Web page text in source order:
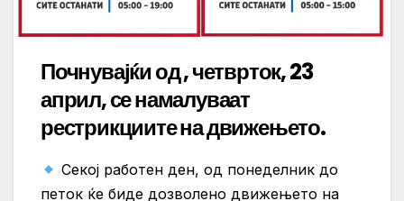
Почнувајќи од , четврток, 23
април, се намалуваат
рестрикциите на движењето.
Секој работен ден, од понеделник до
петок ќе биде дозволено движењето на